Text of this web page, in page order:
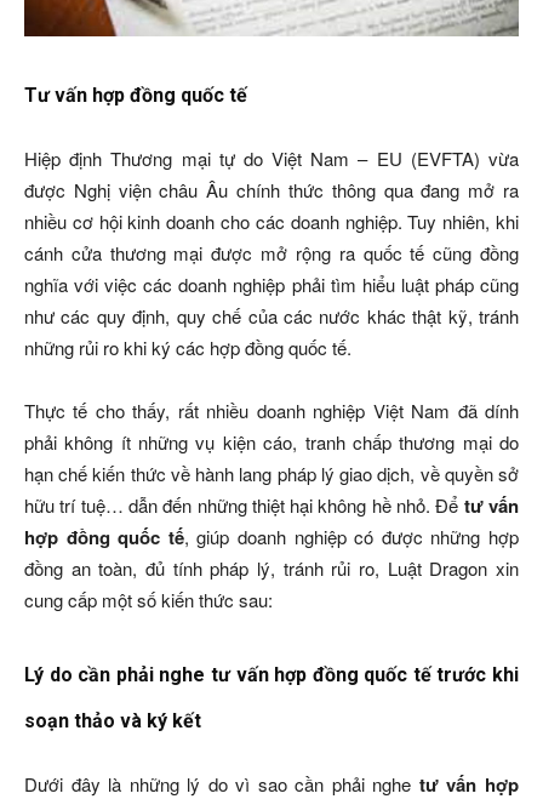
Tư vấn hợp đồng quốc tế
Hiệp định Thương mại tự do Việt Nam – EU (EVFTA) vừa
được Nghị viện châu Âu chính thức thông qua đang mở ra
nhiều cơ hội kinh doanh cho các doanh nghiệp. Tuy nhiên, khi
cánh cửa thương mại được mở rộng ra quốc tế cũng đồng
nghĩa với việc các doanh nghiệp phải tìm hiểu luật pháp cũng
như các quy định, quy chế của các nước khác thật kỹ, tránh
những rủi ro khi ký các hợp đồng quốc tế.
Thực tế cho thấy, rất nhiều doanh nghiệp Việt Nam đã dính
phải không ít những vụ kiện cáo, tranh chấp thương mại do
hạn chế kiến thức về hành lang pháp lý giao dịch, về quyền sở
hữu trí tuệ… dẫn đến những thiệt hại không hề nhỏ. Để tư vấn
hợp đồng quốc tế, giúp doanh nghiệp có được những hợp
đồng an toàn, đủ tính pháp lý, tránh rủi ro, Luật Dragon xin
cung cấp một số kiến thức sau:
Lý do cần phải nghe tư vấn hợp đồng quốc tế trước khi
soạn thảo và ký kết
Dưới đây là những lý do vì sao cần phải nghe tư vấn hợp